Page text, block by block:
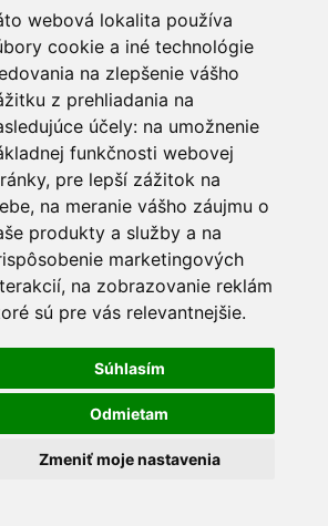
webová lokalita používa
cookie a iné technológie
na zlepšenie vášho
z prehliadania na
účely: na umožnenie
funkčnosti webovej
, pre lepší zážitok na
, na meranie vášho záujmu o
produkty a služby a na
marketingových
, na zobrazovanie reklám
sú pre vás relevantnejšie.
Súhlasím
Odmietam
Zmeniť moje nastavenia
údajov
s.r.o.
1. poschodie
SR
všetky práva vyhradené -upraviť
self-sabotage